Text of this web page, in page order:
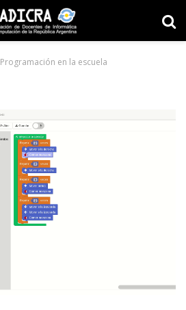
Programación en la escuela